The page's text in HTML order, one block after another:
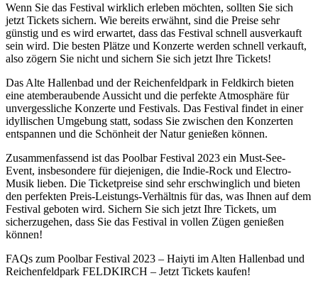
Wenn Sie das Festival wirklich erleben möchten, sollten Sie sich
jetzt Tickets sichern. Wie bereits erwähnt, sind die Preise sehr
günstig und es wird erwartet, dass das Festival schnell ausverkauft
sein wird. Die besten Plätze und Konzerte werden schnell verkauft,
also zögern Sie nicht und sichern Sie sich jetzt Ihre Tickets!
Das Alte Hallenbad und der Reichenfeldpark in Feldkirch bieten
eine atemberaubende Aussicht und die perfekte Atmosphäre für
unvergessliche Konzerte und Festivals. Das Festival findet in einer
idyllischen Umgebung statt, sodass Sie zwischen den Konzerten
entspannen und die Schönheit der Natur genießen können.
Zusammenfassend ist das Poolbar Festival 2023 ein Must-See-
Event, insbesondere für diejenigen, die Indie-Rock und Electro-
Musik lieben. Die Ticketpreise sind sehr erschwinglich und bieten
den perfekten Preis-Leistungs-Verhältnis für das, was Ihnen auf dem
Festival geboten wird. Sichern Sie sich jetzt Ihre Tickets, um
sicherzugehen, dass Sie das Festival in vollen Zügen genießen
können!
FAQs zum Poolbar Festival 2023 – Haiyti im Alten Hallenbad und
Reichenfeldpark FELDKIRCH – Jetzt Tickets kaufen!